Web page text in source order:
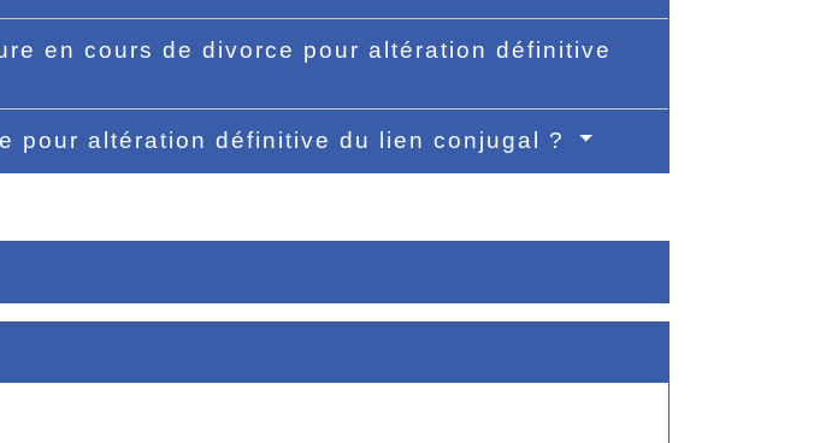
en cours de divorce pour altération définitive
pour altération définitive du lien conjugal ?